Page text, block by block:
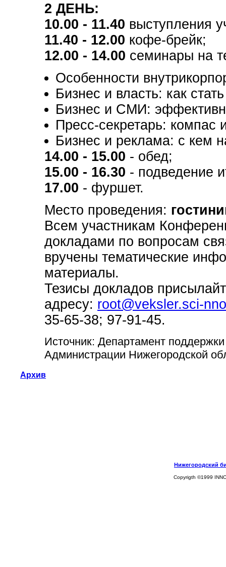
2 ДЕНЬ:
10.00 - 11.40 выступления
11.40 - 12.00 кофе-брейк;
12.00 - 14.00 семинары на
Особенности
Бизнес и власть: как
Бизнес и СМИ:
Пресс-секретарь: компас
Бизнес и реклама: с кем
14.00 - 15.00 - обед;
15.00 - 16.30 - подведение
17.00 - фуршет.
Место проведения:
Всем участникам
докладами по вопросам
вручены тематические
материалы.
Тезисы докладов
адресу: root@veksler.sci-
35-65-38; 97-91-45.
Источник: Департамент
Администрации Нижегородской
Архив
Нижегородский
Copyrigth ©1999